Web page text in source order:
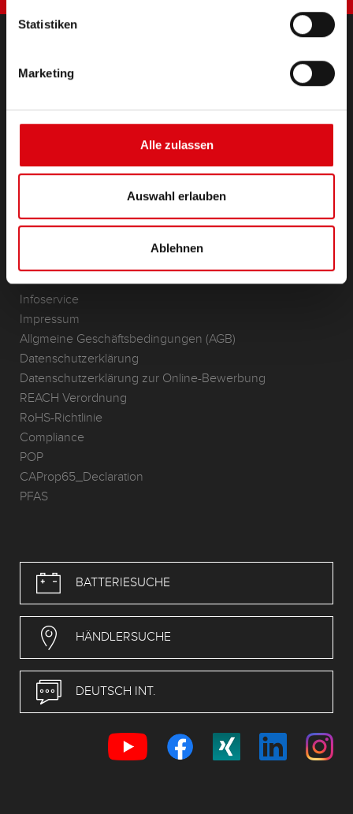
Statistiken
Marketing
Alle zulassen
Auswahl erlauben
Ablehnen
PRODUKTE
Zubehör für PKW und Nutzfahrzeuge
(Semi-) Traktion & Standby
Lithium
Anwendungsbereiche
KONTAKT
ANFRAGE
Infoservice
Impressum
Allgmeine Geschäftsbedingungen (AGB)
Datenschutzerklärung
Datenschutzerklärung zur Online-Bewerbung
REACH Verordnung
RoHS-Richtlinie
Compliance
POP
CAProp65_Declaration
PFAS
BATTERIESUCHE
HÄNDLERSUCHE
DEUTSCH INT.